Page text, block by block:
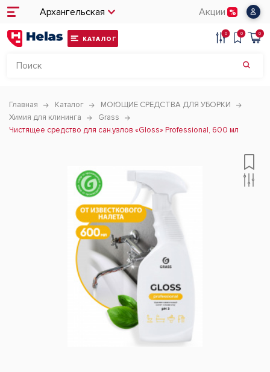
Архангельская Акции
КАТАЛОГ
0 0 0
Главная Каталог
МОЮЩИЕ СРЕДСТВА ДЛЯ УБОРКИ
Химия для клининга
Grass
Чистящее средство для сан.узлов «Gloss» Professional, 600 мл